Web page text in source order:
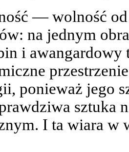
— wolność od
na jednym
i awangardowy
ponieważ jego
sztuka
I ta wiara w